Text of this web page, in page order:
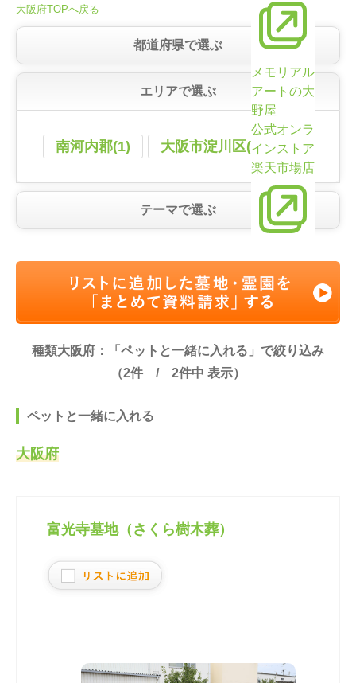
メモリアル
アートの大
野屋
公式オンラ
インストア
楽天市場店
大阪府TOPへ戻る
都道府県で選ぶ
エリアで選ぶ
南河内郡(1) 大阪市淀川区(1)
テーマで選ぶ
種類大阪府：「ペットと一緒に入れる」で絞り込み
（2件 / 2件中 表示）
ペットと一緒に入れる
大阪府
富光寺墓地（さくら樹木葬）